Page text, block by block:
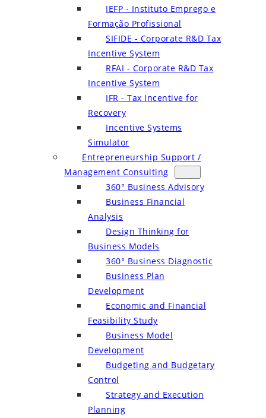
IEFP - Instituto Emprego e
Formação Profissional
SIFIDE - Corporate R&D Tax
Incentive System
RFAI - Corporate R&D Tax
Incentive System
IFR - Tax Incentive for
Recovery
Incentive Systems
Simulator
Entrepreneurship Support /
Management Consulting
360° Business Advisory
Business Financial
Analysis
Design Thinking for
Business Models
360° Business Diagnostic
Business Plan
Development
Economic and Financial
Feasibility Study
Business Model
Development
Budgeting and Budgetary
Control
Strategy and Execution
Planning